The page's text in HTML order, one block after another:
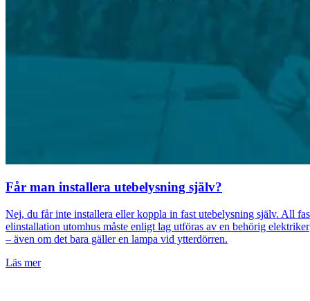
Får man installera utebelysning själv?
Nej, du får inte installera eller koppla in fast utebelysning själv. All
elinstallation utomhus måste enligt lag utföras av en behörig elektriker
– även om det bara gäller en lampa vid ytterdörren.
Läs mer